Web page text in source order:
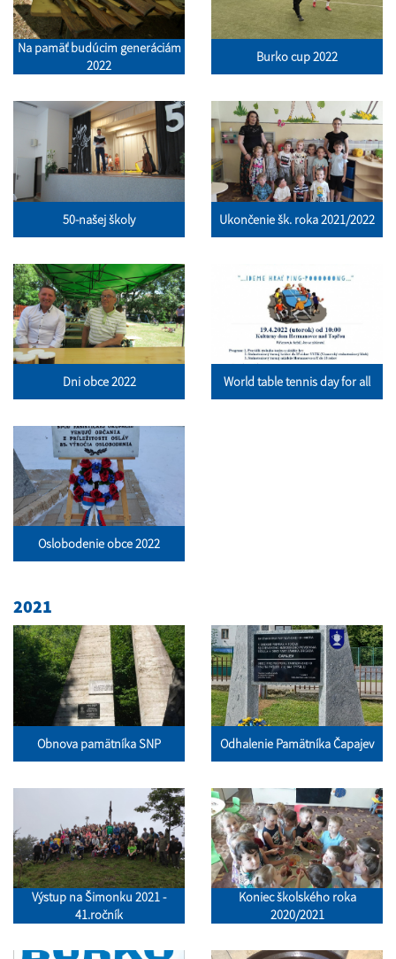
Na pamäť budúcim generáciám
2022
Burko cup 2022
50-našej školy Ukončenie šk. roka 2021/2022
Dni obce 2022 World table tennis day for all
Oslobodenie obce 2022
2021
Obnova pamätníka SNP Odhalenie Pamätníka Čapajev
Výstup na Šimonku 2021 -
41.ročník
Koniec školského roka
2020/2021